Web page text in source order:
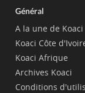
Général
A la une de Koaci
Koaci Côte
Koaci Afrique
Archives Koaci
Conditions